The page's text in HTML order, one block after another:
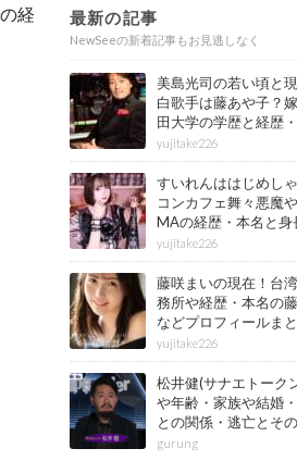
経
最新の記事
NewSeeの新着記事もお見逃しなく
美島光司の若い頃と
白歌手は藤あや子？
田大学の学歴と経歴
確執もまとめ
yujitake226
すいれんははじめし
コンカフェ舞々悪魔
MAの経歴・本名と身
情報もまとめ
yujitake226
藤咲まいの現在！台
務所や経歴・本名の
などプロフィールま
yujitake226
松井健(サナエトーク
や年齢・家族や結婚
との関係・逃亡とそ
gurung